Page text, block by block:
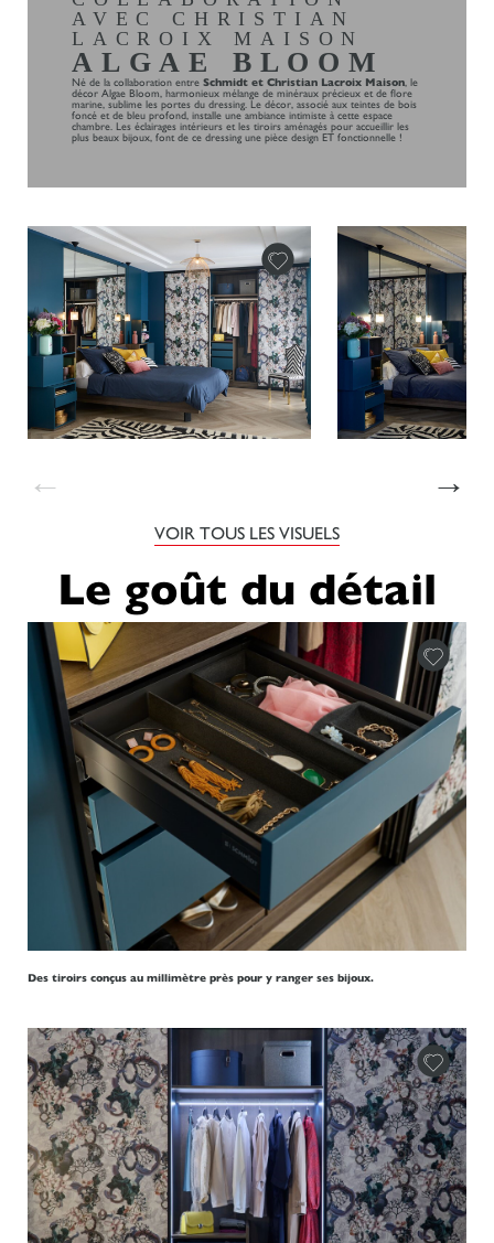
AVEC CHRISTIAN
LACROIX MAISON
ALGAE BLOOM
Né de la collaboration entre Schmidt et Christian Lacroix Maison , le
décor Algae Bloom, harmonieux mélange de minéraux précieux et de flore
marine, sublime les portes du dressing. Le décor, associé aux teintes de bois
foncé et de bleu profond, installe une ambiance intimiste à cette espace
chambre. Les éclairages intérieurs et les tiroirs aménagés pour accueillir les
plus beaux bijoux, font de ce dressing une pièce design ET fonctionnelle !
← →
VOIR TOUS LES VISUELS
Le goût du détail
Des tiroirs conçus au millimètre près pour y ranger ses bijoux.